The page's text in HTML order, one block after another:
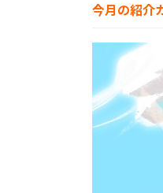
今月の紹介